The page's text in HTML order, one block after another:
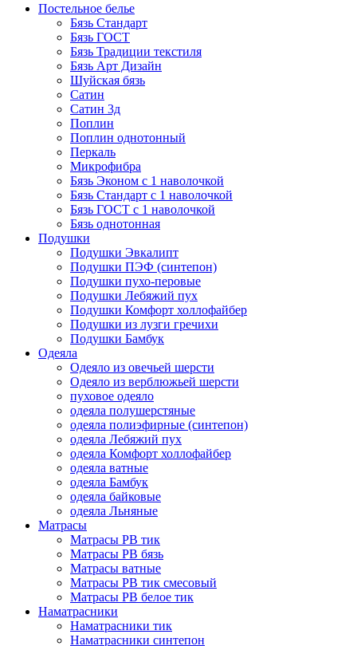
Постельное белье
Бязь Стандарт
Бязь ГОСТ
Бязь Традиции текстиля
Бязь Арт Дизайн
Шуйская бязь
Сатин
Сатин 3д
Поплин
Поплин однотонный
Перкаль
Микрофибра
Бязь Эконом с 1 наволочкой
Бязь Стандарт с 1 наволочкой
Бязь ГОСТ с 1 наволочкой
Бязь однотонная
Подушки
Подушки Эвкалипт
Подушки ПЭФ (синтепон)
Подушки пухо-перовые
Подушки Лебяжий пух
Подушки Комфорт холлофайбер
Подушки из лузги гречихи
Подушки Бамбук
Одеяла
Одеяло из овечьей шерсти
Одеяло из верблюжьей шерсти
пуховое одеяло
одеяла полушерстяные
одеяла полиэфирные (синтепон)
одеяла Лебяжий пух
одеяла Комфорт холлофайбер
одеяла ватные
одеяла Бамбук
одеяла байковые
одеяла Льняные
Матрасы
Матрасы РВ тик
Матрасы РВ бязь
Матрасы ватные
Матрасы РВ тик смесовый
Матрасы РВ белое тик
Наматрасники
Наматрасники тик
Наматрасники синтепон